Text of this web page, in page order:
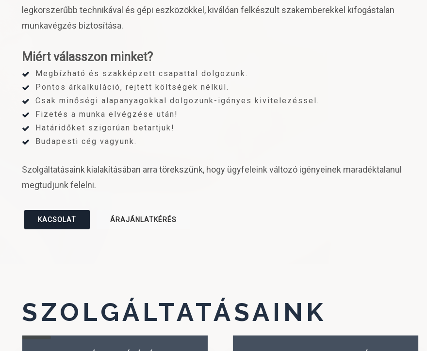
legkorszerűbb technikával és gépi eszközökkel, kiválóan felkészült szakemberekkel kifogástalan
munkavégzés biztosítása.
Miért válasszon minket?
Megbízható és szakképzett csapattal dolgozunk.
Pontos árkalkuláció, rejtett költségek nélkül.
Csak minőségi alapanyagokkal dolgozunk-igényes kivitelezéssel.
Fizetés a munka elvégzése után!
Határidőket szigorúan betartjuk!
Budapesti cég vagyunk.
Szolgáltatásaink kialakításában arra törekszünk, hogy ügyfeleink változó igényeinek maradéktalanul
megtudjunk felelni.
KACSOLAT ÁRAJÁNLATKÉRÉS
SZOLGÁLTATÁSAINK